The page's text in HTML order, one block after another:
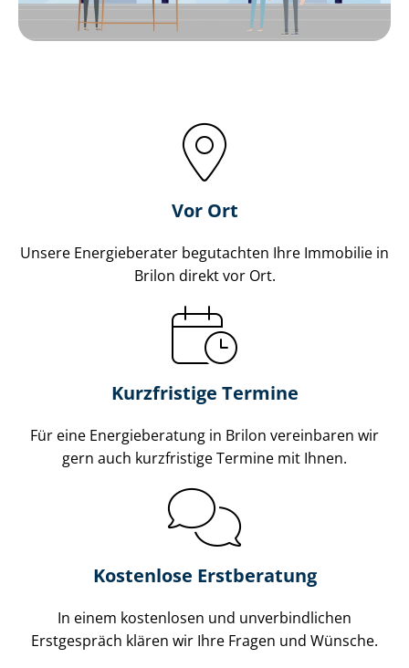
Vor Ort
Unsere Energieberater begutachten Ihre Immobilie in
Brilon direkt vor Ort.
Kurzfristige Termine
Für eine Energieberatung in Brilon vereinbaren wir
gern auch kurzfristige Termine mit Ihnen.
Kostenlose Erstberatung
In einem kostenlosen und unverbindlichen
Erstgespräch klären wir Ihre Fragen und Wünsche.